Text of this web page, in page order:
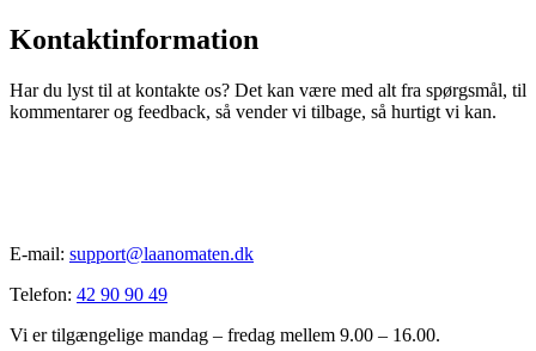
Kontaktinformation
Har du lyst til at kontakte os? Det kan være med alt fra spørgsmål, til
kommentarer og feedback, så vender vi tilbage, så hurtigt vi kan.
E-mail: support@laanomaten.dk
Telefon: 42 90 90 49
Vi er tilgængelige mandag – fredag mellem 9.00 – 16.00.